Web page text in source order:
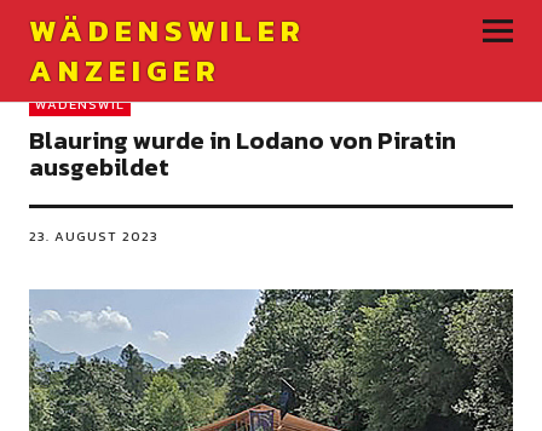
WÄDENSWILER
ANZEIGER
WÄDENSWIL
Blauring wurde in Lodano von Piratin
ausgebildet
23. AUGUST 2023